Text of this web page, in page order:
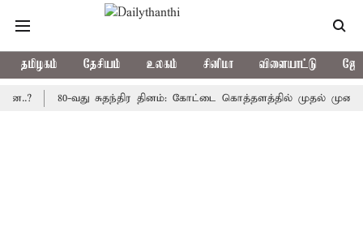
தமிழகம் தேசியம் உலகம் சினிமா விளையாட்டு
80-வது சுதந்திர தினம்: கோட்டை கொத்தளத்தில் முதல் முறையாக